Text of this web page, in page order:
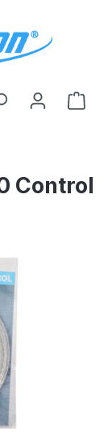
Control